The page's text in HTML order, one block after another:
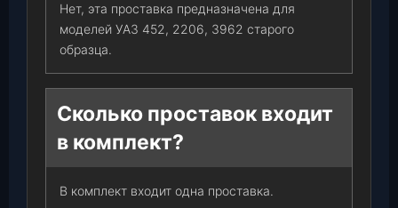
Нет, эта проставка предназначена для
моделей УАЗ 452, 2206, 3962 старого
образца.
Сколько проставок входит
в комплект?
В комплект входит одна проставка.